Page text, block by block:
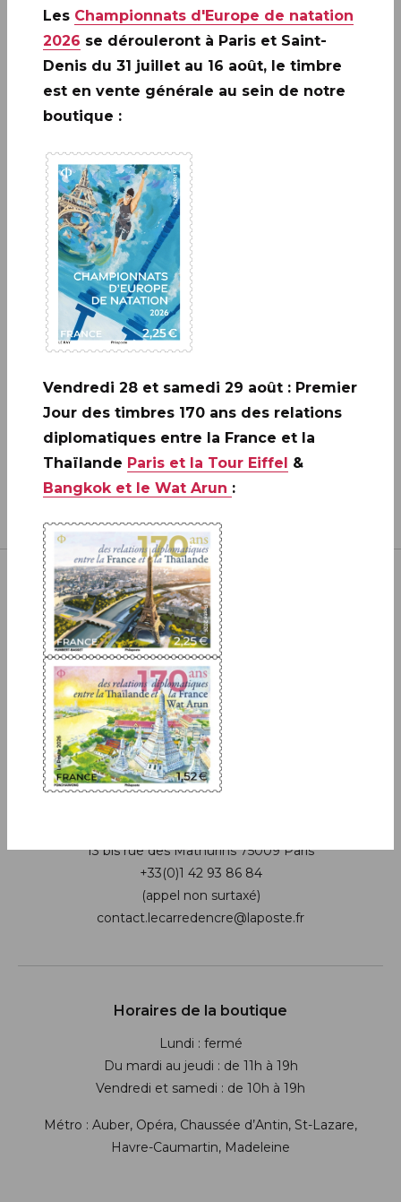
Le 29 mars 2024, La Poste émet un timbre à
l’effigie d’Eugène IONESCO, dramaturge et
écrivain à l’occasion du 30 anniversaire de sa
disparition.
A ne pas rater: 20 ANS DE LA
CRÉATION DE PHILAPOSTE
2006 - 2026 / BLOC
EN SAVOIR PLUS
Inscrivez-vous à notre newsletter
JE M'ABONNE
13 bis rue des Mathurins 75009 Paris
+33(0)1 42 93 86 84
(appel non surtaxé)
contact.lecarredencre@laposte.fr
Horaires de la boutique
Lundi : fermé
Du mardi au jeudi : de 11h à 19h
Vendredi et samedi : de 10h à 19h
Métro : Auber, Opéra, Chaussée d’Antin, St-Lazare,
Havre-Caumartin, Madeleine
Les Championnats d'Europe de natation
2026 se dérouleront à Paris et Saint-
Denis du 31 juillet au 16 août, le timbre
est en vente générale au sein de notre
boutique :
Vendredi 28 et samedi 29 août : Premier
Jour des timbres 170 ans des relations
diplomatiques entre la France et la
Thaïlande Paris et la Tour Eiffel &
Bangkok et le Wat Arun :